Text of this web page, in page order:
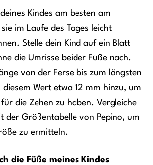
Kindes am besten am
im Laufe des Tages leicht
Stelle dein Kind auf ein Blatt
die Umrisse beider Füße nach.
von der Ferse bis zum längsten
Wert etwa 12 mm hinzu, um
die Zehen zu haben. Vergleiche
der Größentabelle von Pepino, um
zu ermitteln.
die Füße meines Kindes